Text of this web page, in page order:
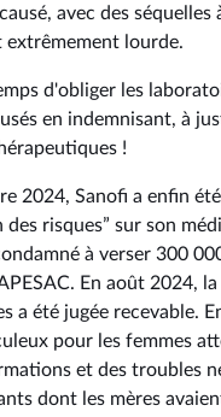
avec des
extrêmement lourde.
d'obliger les
en indemnisant, à
!
2024, Sanofi a enfin
des risques” sur son
à verser 300
APESAC. En août 2024,
a été jugée recevable.
pour les femmes
et des troubles
dont les mères